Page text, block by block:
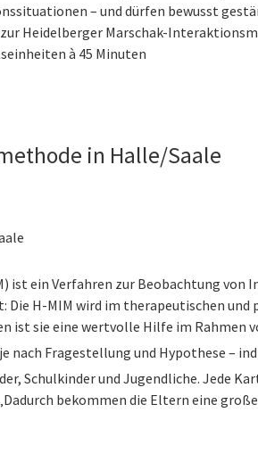
– und dürfen bewusst
Heidelberger Marschak-
à 45 Minuten
in Halle/Saale
ein Verfahren zur Beobachtung
H-MIM wird im therapeutischen
ist sie eine wertvolle Hilfe im Rahmen
Fragestellung und Hypothese –
Schulkinder und Jugendliche. Jede
bekommen die Eltern eine